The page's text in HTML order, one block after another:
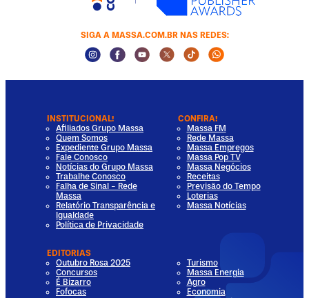
SIGA A MASSA.COM.BR NAS REDES:
Instagram Social Media
Facebook Social Media
Youtube Social Media
Twitter Social Media
Tiktok Social Media
Whatsapp
INSTITUCIONAL!
Afiliados Grupo Massa
Quem Somos
Expediente Grupo Massa
Fale Conosco
Notícias do Grupo Massa
Trabalhe Conosco
Falha de Sinal - Rede
Massa
Relatório Transparência e
Igualdade
Política de Privacidade
CONFIRA!
Massa FM
Rede Massa
Massa Empregos
Massa Pop TV
Massa Negócios
Receitas
Previsão do Tempo
Loterias
Massa Notícias
EDITORIAS
Outubro Rosa 2025
Concursos
É Bizarro
Fofocas
Turismo
Massa Energia
Agro
Economia